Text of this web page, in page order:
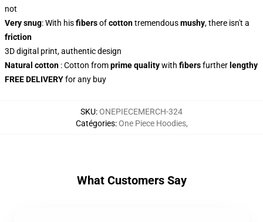
not
Very snug: With hisfibersofcottontremendousmushy, there isn't a
friction
3D digital print, authentic design
Natural cotton : Cotton fromprime qualitywith fibersfurther lengthy
FREE DELIVERYfor any buy
SKU:ONEPIECEMERCH-324
Catégories:One Piece Hoodies,
What Customers Say